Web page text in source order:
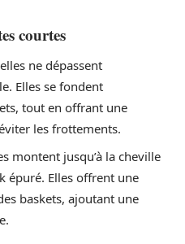
courtes
ne dépassent
Elles se fondent
tout en offrant une
les frottements.
montent jusqu’à la cheville
épuré. Elles offrent une
baskets, ajoutant une